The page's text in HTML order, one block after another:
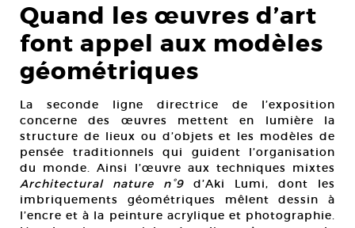
Quand les œuvres d’art
font appel aux modèles
géométriques
La seconde ligne directrice de l’exposition
concerne des œuvres mettent en lumière la
structure de lieux ou d’objets et les modèles de
pensée traditionnels qui guident l’organisation
du monde. Ainsi l’œuvre aux techniques mixtes
Architectural nature n°9 d’Aki Lumi, dont les
imbriquements géométriques mêlent dessin à
l’encre et à la peinture acrylique et photographie.